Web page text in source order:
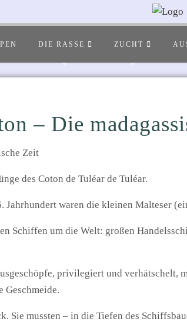
DIE RASSE ZUCHT
– Die
Zeit
des Coton de Tuléar de Tuléar.
Jahrhundert waren die kleinen Malteser
Schiffen um die Welt: großen
privilegiert und verhätschelt,
Geschmeide.
Sie mussten – in die Tiefen des